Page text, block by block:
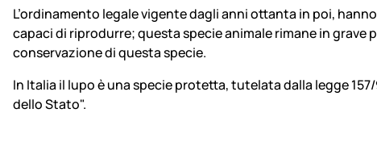
L’ordinamento legale vigente dagli anni ottanta in poi,
capaci di riprodurre; questa specie animale rimane in
conservazione di questa specie.
In Italia il lupo è una specie protetta, tutelata dalla legge
dello Stato".